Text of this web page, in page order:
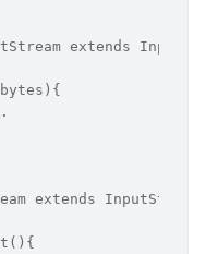
extends
extends